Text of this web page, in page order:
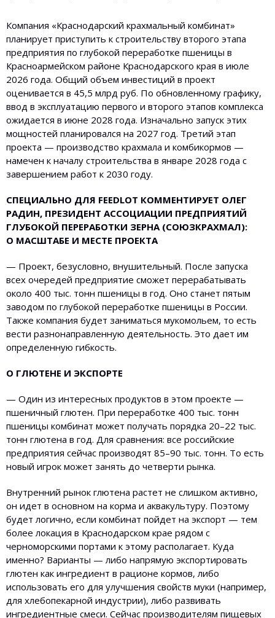
Компания «Краснодарский крахмальный комбинат»
планирует приступить к строительству второго этапа
предприятия по глубокой переработке пшеницы в
Красноармейском районе Краснодарского края в июле
2026 года. Общий объем инвестиций в проект
оценивается в 45,5 млрд руб. По обновленному графику,
ввод в эксплуатацию первого и второго этапов комплекса
ожидается в июне 2028 года. Изначально запуск этих
мощностей планировался на 2027 год. Третий этап
проекта — производство крахмала и комбикормов —
намечен к началу строительства в январе 2028 года с
завершением работ к 2030 году.
СПЕЦИАЛЬНО ДЛЯ FEEDLOT КОММЕНТИРУЕТ ОЛЕГ
РАДИН, ПРЕЗИДЕНТ АССОЦИАЦИИ ПРЕДПРИЯТИЙ
ГЛУБОКОЙ ПЕРЕРАБОТКИ ЗЕРНА (СОЮЗКРАХМАЛ):
О МАСШТАБЕ И МЕСТЕ ПРОЕКТА
— Проект, безусловно, внушительный. После запуска
всех очередей предприятие сможет перерабатывать
около 400 тыс. тонн пшеницы в год. Оно станет пятым
заводом по глубокой переработке пшеницы в России.
Также компания будет заниматься мукомольем, то есть
вести разнонаправленную деятельность. Это дает им
определенную гибкость.
О ГЛЮТЕНЕ И ЭКСПОРТЕ
— Один из интересных продуктов в этом проекте —
пшеничный глютен. При переработке 400 тыс. тонн
пшеницы комбинат может получать порядка 20–22 тыс.
тонн глютена в год. Для сравнения: все российские
предприятия сейчас производят 85–90 тыс. тонн. То есть
новый игрок может занять до четверти рынка.
Внутренний рынок глютена растет не слишком активно,
он идет в основном на корма и аквакультуру. Поэтому
будет логично, если комбинат пойдет на экспорт — тем
более локация в Краснодарском крае рядом с
черноморскими портами к этому располагает. Куда
именно? Варианты — либо напрямую экспортировать
глютен как ингредиент в рационе кормов, либо
использовать его для улучшения свойств муки (например,
для хлебопекарной индустрии), либо развивать
ингредиентные смеси. Сейчас производителям пищевых